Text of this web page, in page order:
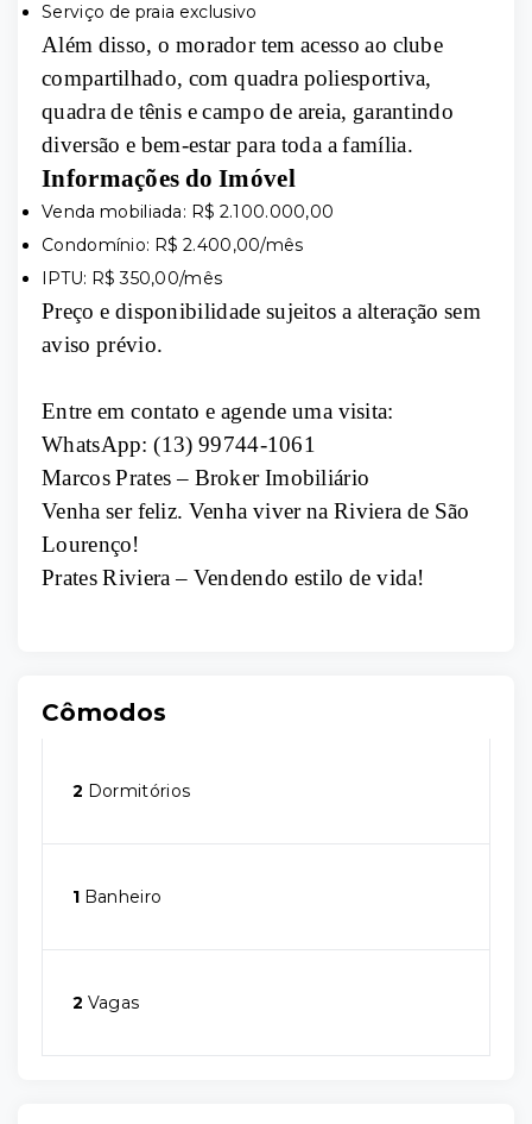
Serviço de praia exclusivo
Além disso, o morador tem acesso ao clube
compartilhado, com quadra poliesportiva,
quadra de tênis e campo de areia, garantindo
diversão e bem-estar para toda a família.
Informações do Imóvel
Venda mobiliada: R$ 2.100.000,00
Condomínio: R$ 2.400,00/mês
IPTU: R$ 350,00/mês
Preço e disponibilidade sujeitos a alteração sem
aviso prévio.
Entre em contato e agende uma visita:
WhatsApp: (13) 99744-1061
Marcos Prates – Broker Imobiliário
Venha ser feliz. Venha viver na Riviera de São
Lourenço!
Prates Riviera – Vendendo estilo de vida!
Cômodos
2 Dormitórios
1 Banheiro
2 Vagas